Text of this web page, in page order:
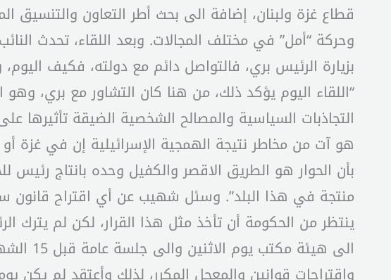
قطاع غزة ولبنان، إضافة الى بحث أطر التعاون والتنسيق
وحركة “أمل” في مختلف المجالات. وبعد اللقاء، تحدث
بزيارة الرئيس بري، فالتواصل دائم مع دولته، فكيف
“اللقاء اليوم يؤكد ذلك، من هنا كان التشاور مع بري،
التجاذبات السياسية والمصالح الشخصية الضيقة تأثيرها
هو آت من مخاطر نتيجة الهمجية الإسرائيلية إن في غزة
بأن الحوار هو الطريق الاقصر والكفيل وحده بانتاج
منتجة في هذا البلد”. وسئل شهيب عن أي اقتراح
ينتظر من الحكومة أن تأخذ مثل هذا القرار، لكن لم يترك
الى
وإقتراحات قوانين والمعجل المكرر، لذلك وأعتقد لم